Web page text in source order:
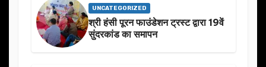
UNCATEGORIZED
श्री हंसी पूरन फाउंडेशन ट्रस्ट द्वारा 19वें
सुंदरकांड का समापन